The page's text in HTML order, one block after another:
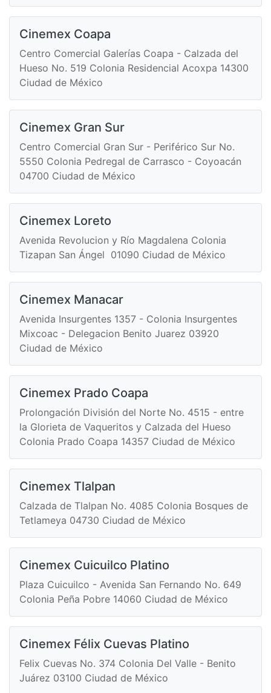
Cinemex Coapa
Centro Comercial Galerías Coapa - Calzada del
Hueso No. 519 Colonia Residencial Acoxpa 14300
Ciudad de México
Cinemex Gran Sur
Centro Comercial Gran Sur - Periférico Sur No.
5550 Colonia Pedregal de Carrasco - Coyoacán
04700 Ciudad de México
Cinemex Loreto
Avenida Revolucion y Río Magdalena Colonia
Tizapan San Ángel 01090 Ciudad de México
Cinemex Manacar
Avenida Insurgentes 1357 - Colonia Insurgentes
Mixcoac - Delegacion Benito Juarez 03920
Ciudad de México
Cinemex Prado Coapa
Prolongación División del Norte No. 4515 - entre
la Glorieta de Vaqueritos y Calzada del Hueso
Colonia Prado Coapa 14357 Ciudad de México
Cinemex Tlalpan
Calzada de Tlalpan No. 4085 Colonia Bosques de
Tetlameya 04730 Ciudad de México
Cinemex Cuicuilco Platino
Plaza Cuicuilco - Avenida San Fernando No. 649
Colonia Peña Pobre 14060 Ciudad de México
Cinemex Félix Cuevas Platino
Felix Cuevas No. 374 Colonia Del Valle - Benito
Juárez 03100 Ciudad de México